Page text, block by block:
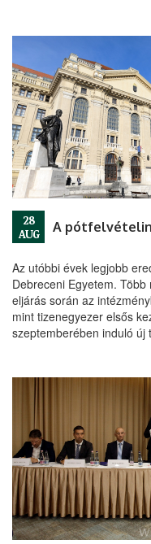
28
AUG
Az utóbbi évek legjobb
Debreceni Egyetem.
eljárás során az
mint tizenegyezer elsős
szeptemberében induló új